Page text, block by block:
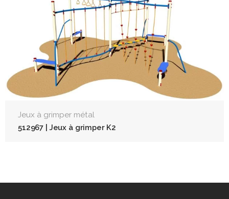
Jeux à grimper métal
512967 | Jeux à grimper K2